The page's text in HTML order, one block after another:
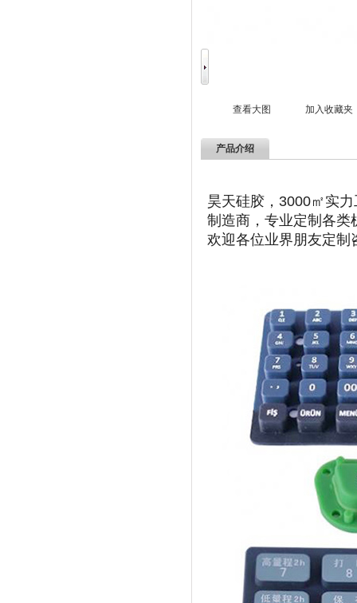
查看大图 加入收藏夹
产品介绍
昊天硅胶，3000㎡实
制造商，专业定制各类
欢迎各位业界朋友定制